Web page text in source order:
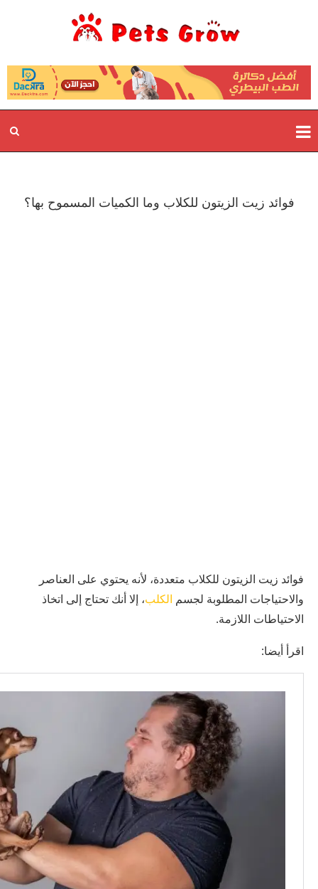
فوائد زيت الزيتون للكلاب وما الكميات المسموح بها؟
فوائد زيت الزيتون للكلاب متعددة، لأنه يحتوي على العناصر
والاحتياجات المطلوبة لجسم الكلب، إلا أنك تحتاج إلى اتخاذ
الاحتياطات اللازمة.
اقرأ أيضا: